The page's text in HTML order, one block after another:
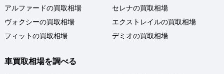
アルファードの買取相場
ヴォクシーの買取相場
フィットの買取相場
セレナの買取相場
エクストレイルの買取相場
デミオの買取相場
車買取相場を調べる